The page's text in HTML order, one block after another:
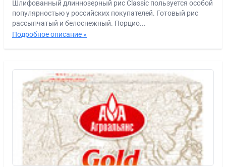
Шлифованный длиннозерный рис Classic пользуется особой
популярностью у российских покупателей. Готовый рис
рассыпчатый и белоснежный. Порцио...
Подробное описание »